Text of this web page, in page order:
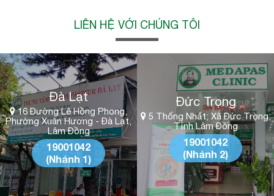
LIÊN HỆ VỚI CHÚNG TÔI
Đà Lạt
16 Đường Lê Hồng Phong,
Phường Xuân Hương - Đà Lạt,
Lâm Đồng
19001042
(Nhánh 1)
Đức Trọng
5 Thống Nhất; Xã Đức Trọng;
Tỉnh Lâm Đồng
19001042
(Nhánh 2)